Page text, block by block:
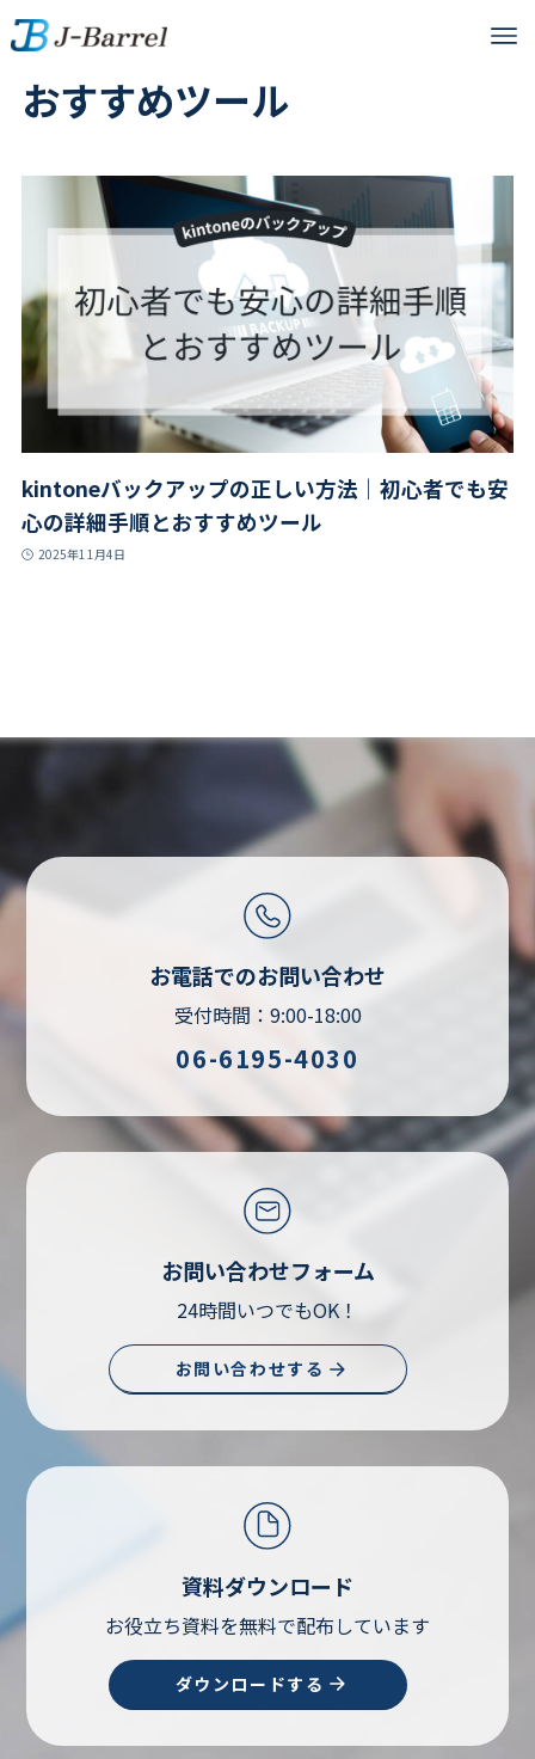
おすすめツール
kintoneバックアップの正しい方法｜初心者でも安
心の詳細手順とおすすめツール
2025年11月4日
お電話でのお問い合わせ
受付時間：9:00-18:00
06-6195-4030
お問い合わせフォーム
24時間いつでもOK！
お問い合わせする
資料ダウンロード
お役立ち資料を無料で配布しています
ダウンロードする